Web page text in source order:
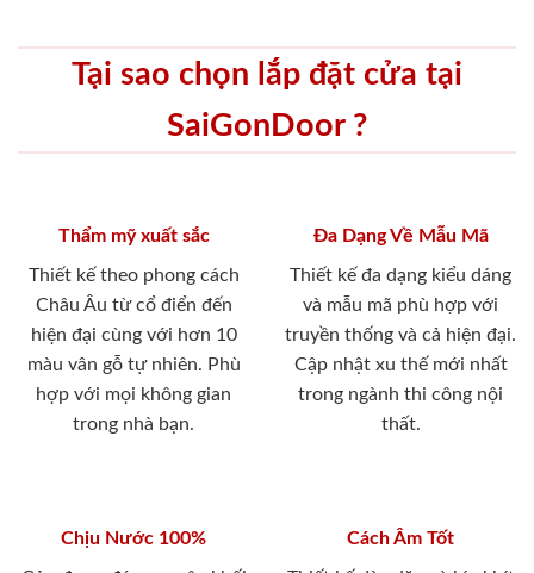
Tại sao chọn lắp đặt cửa tại
SaiGonDoor ?
Thẩm mỹ xuất sắc
Thiết kế theo phong cách
Châu Âu từ cổ điển đến
hiện đại cùng với hơn 10
màu vân gỗ tự nhiên. Phù
hợp với mọi không gian
trong nhà bạn.
Đa Dạng Về Mẫu Mã
Thiết kế đa dạng kiểu dáng
và mẫu mã phù hợp với
truyền thống và cả hiện đại.
Cập nhật xu thế mới nhất
trong ngành thi công nội
thất.
Chịu Nước 100% Cách Âm Tốt